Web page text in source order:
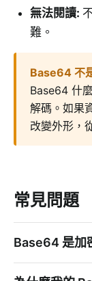
無法閱讀:
難。
Base64 不
Base64 什
解碼。如果
改變外形，
常見問題
Base64 是加